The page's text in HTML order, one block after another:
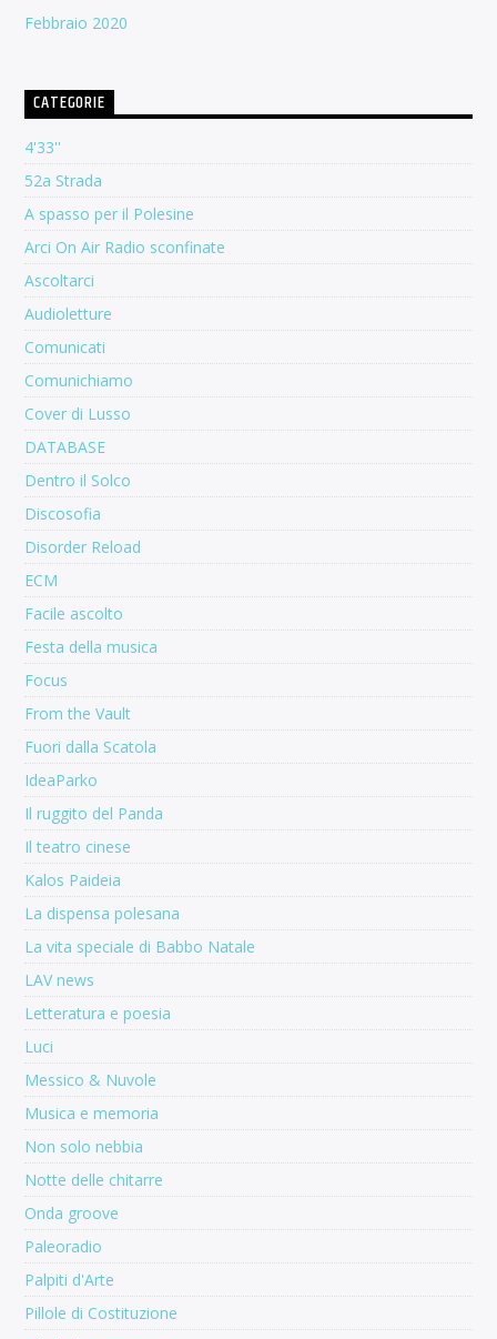
Febbraio 2020
CATEGORIE
4'33''
52a Strada
A spasso per il Polesine
Arci On Air Radio sconfinate
Ascoltarci
Audioletture
Comunicati
Comunichiamo
Cover di Lusso
DATABASE
Dentro il Solco
Discosofia
Disorder Reload
ECM
Facile ascolto
Festa della musica
Focus
From the Vault
Fuori dalla Scatola
IdeaParko
Il ruggito del Panda
Il teatro cinese
Kalos Paideia
La dispensa polesana
La vita speciale di Babbo Natale
LAV news
Letteratura e poesia
Luci
Messico & Nuvole
Musica e memoria
Non solo nebbia
Notte delle chitarre
Onda groove
Paleoradio
Palpiti d'Arte
Pillole di Costituzione